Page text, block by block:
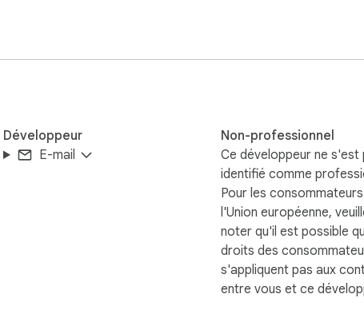
is this. This extension keeps you away from various
on.This extension keeps you away from the YouTube app.
Développeur
E-mail
Non-professionnel
Ce développeur ne s'est
identifié comme
Pour les
l'Union européenne,
noter qu'il est possible
droits des
s'appliquent pas aux
entre vous et ce